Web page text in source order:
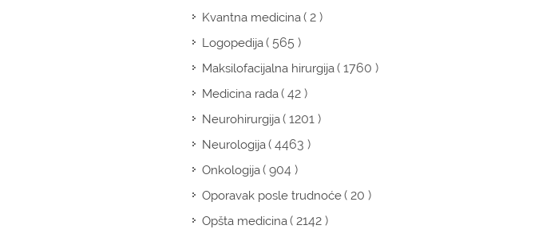
Kvantna medicina( 2 )
Logopedija( 565 )
Maksilofacijalna hirurgija( 1760 )
Medicina rada( 42 )
Neurohirurgija( 1201 )
Neurologija( 4463 )
Onkologija( 904 )
Oporavak posle trudnoće( 20 )
Opšta medicina( 2142 )